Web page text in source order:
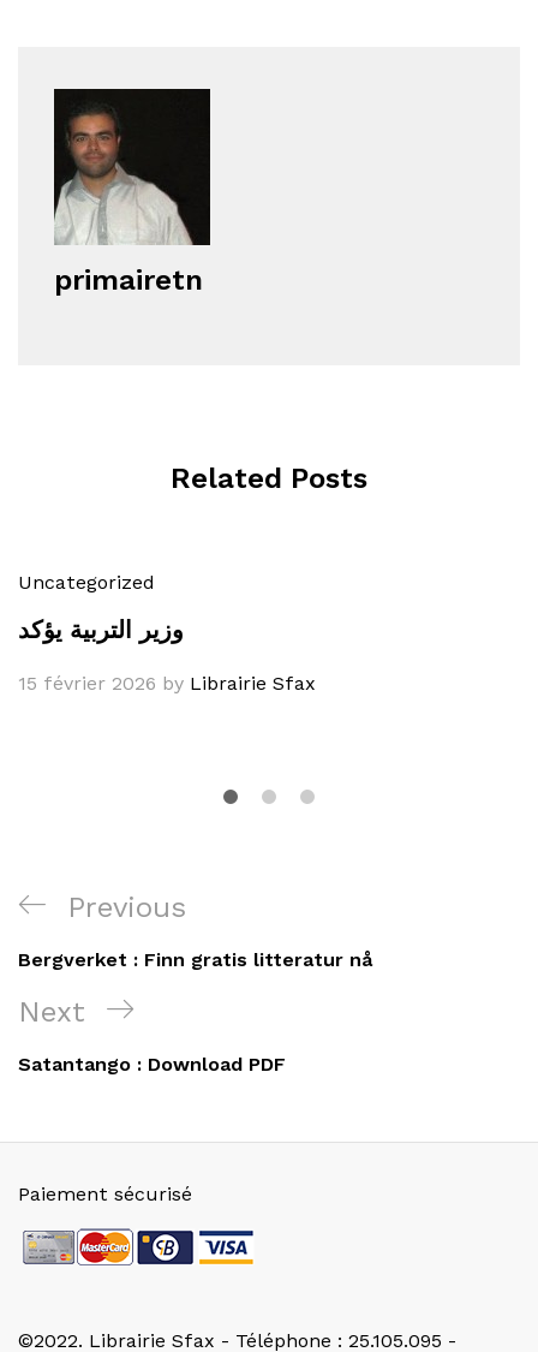
primairetn
Related Posts
Uncategorized
وزير التربية يؤكد
15 février 2026 by Librairie Sfax
Navigation
de
l’article
Previous
Post
Previous
Bergverket : Finn gratis litteratur nå
Next
Post
Next
Satantango : Download PDF
©2022. Librairie Sfax - Téléphone : 25.105.095 -
Paiement sécurisé